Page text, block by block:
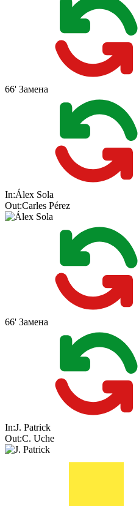
66' Замена
In:Álex Sola
Out:Carles Pérez
66' Замена
In:J. Patrick
Out:C. Uche